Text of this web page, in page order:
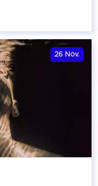
26 Nov.